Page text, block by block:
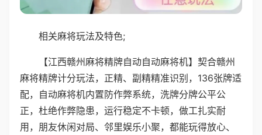
相关麻将玩法及特色;
【江西赣州麻将精牌自动自动麻将机】契合赣州
麻将精牌计分玩法，正精、副精精准识别，136张牌适
配，自动麻将机内置防作弊系统，洗牌分牌公平公
正，杜绝作弊隐患，运行稳定不卡顿，做工扎实耐
用，朋友休闲对局、邻里娱乐小聚，都能玩得放心、